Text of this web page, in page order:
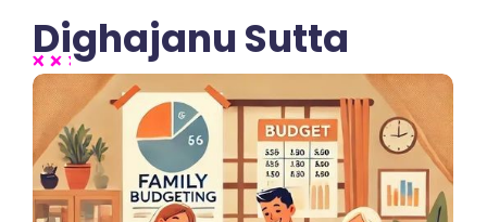
Dighajanu Sutta